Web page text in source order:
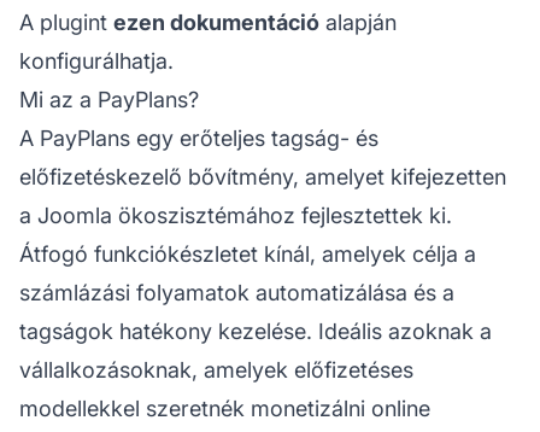
A plugint ezen dokumentáció alapján
konfigurálhatja.
Mi az a PayPlans?
A PayPlans egy erőteljes tagság- és
előfizetéskezelő bővítmény, amelyet kifejezetten
a Joomla ökoszisztémához fejlesztettek ki.
Átfogó funkciókészletet kínál, amelyek célja a
számlázási folyamatok automatizálása és a
tagságok hatékony kezelése. Ideális azoknak a
vállalkozásoknak, amelyek előfizetéses
modellekkel szeretnék monetizálni online